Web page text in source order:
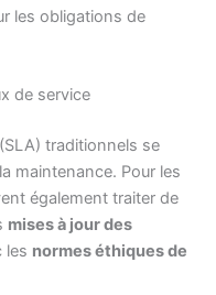
les obligations de
de service
traditionnels se
maintenance. Pour les
également traiter de
mises à jour des
les normes éthiques de